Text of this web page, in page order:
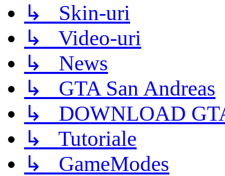
↳ Skin-uri
↳ Video-uri
↳ News
↳ GTA San Andreas
↳ DOWNLOAD
↳ Tutoriale
↳ GameModes